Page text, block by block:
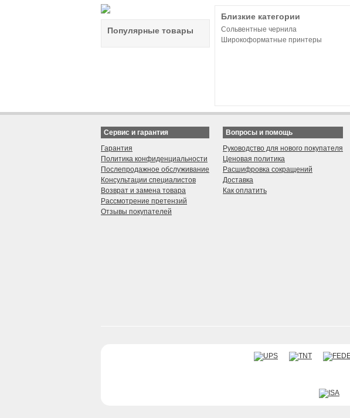
Популярные товары
Близкие категории
Сольвентные чернила
Широкоформатные принтеры
Сервис и гарантия
Гарантия
Политика конфиденциальности
Послепродажное обслуживание
Консультации специалистов
Возврат и замена товара
Рассмотрение претензий
Отзывы покупателей
Вопросы и помощь
Руководство для нового покупателя
Ценовая политика
Расшифровка сокращений
Доставка
Как оплатить